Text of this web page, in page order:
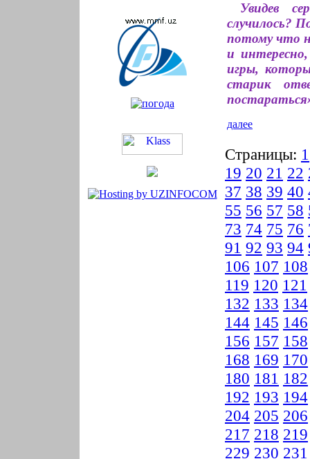
Увидев
случилось?
потому что
и
игры,
старик
далее
Страницы: 1
19 20 21 22
37 38 39 40
55 56 57 58
73 74 75 76
91 92 93 94
106 107 108
119 120 121
132 133 134
144 145 146
156 157 158
168 169 170
180 181 182
192 193 194
204 205 206
217 218 219
229 230 231